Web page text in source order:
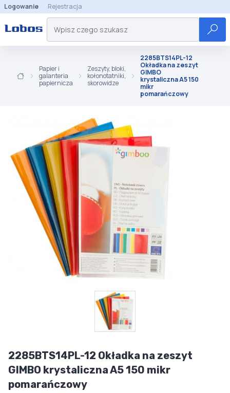
Logowanie Rejestracja
Papier i
galanteria
papiernicza
Zeszyty, bloki,
kołonotatniki,
skorowidze
2285BTS14PL-12
Okładka na zeszyt
GIMBO
krystaliczna A5 150
mikr
pomarańczowy
2285BTS14PL-12 Okładka na zeszyt
GIMBO krystaliczna A5 150 mikr
pomarańczowy